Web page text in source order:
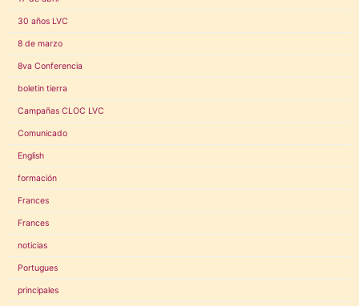
30 años LVC
8 de marzo
8va Conferencia
boletin tierra
Campañas CLOC LVC
Comunicado
English
formación
Frances
Frances
noticias
Portugues
principales